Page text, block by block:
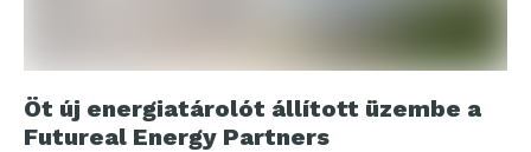
Öt új energiatárolót állított üzembe a
Futureal Energy Partners